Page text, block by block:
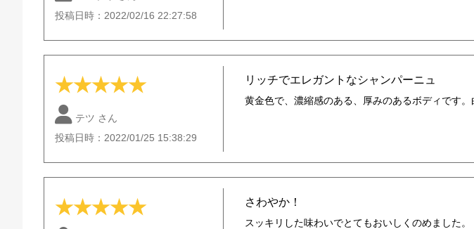
投稿日時：2022/02/16 22:27:58
★★★★★
テツ さん
投稿日時：2022/01/25 15:38:29
リッチでエレガントなシャンパーニュ
黄金色で、濃縮感のある、厚みのあるボディです
★★★★★ さわやか！
スッキリした味わいでとてもおいしくのめました。